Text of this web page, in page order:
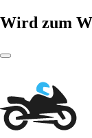
Wird zum